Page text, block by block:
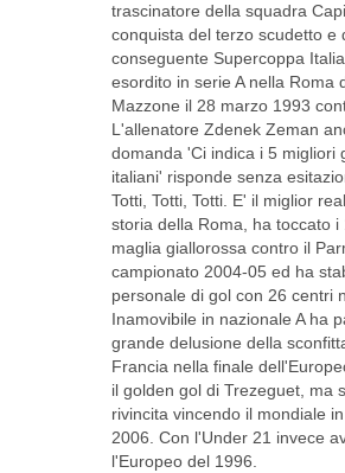
trascinatore della squadra
conquista del terzo scudetto e
conseguente Supercoppa
esordito in serie A nella Roma
Mazzone il 28 marzo 1993
L'allenatore Zdenek Zeman
domanda 'Ci indica i 5 migliori
italiani' risponde senza
Totti, Totti, Totti. E' il miglior
storia della Roma, ha toccato i
maglia giallorossa contro il
campionato 2004-05 ed ha
personale di gol con 26 centri
Inamovibile in nazionale A ha
grande delusione della
Francia nella finale
il golden gol di Trezeguet, ma
rivincita vincendo il mondiale
2006. Con l'Under 21 invece
l'Europeo del 1996.